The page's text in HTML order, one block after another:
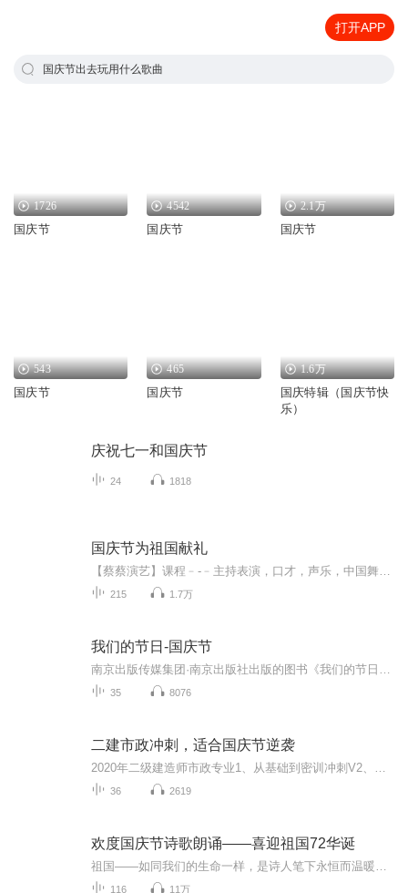
打开APP
国庆节出去玩用什么歌曲
1726
国庆节
4542
国庆节
2.1万
国庆节
543
国庆节
465
国庆节
1.6万
国庆特辑（国庆节快
乐）
庆祝七一和国庆节
24 1818
国庆节为祖国献礼
215 1.7万
我们的节日-国庆节
35 8076
二建市政冲刺，适合国庆节逆袭
36 2619
欢度国庆节诗歌朗诵——喜迎祖国72华诞
116 11万